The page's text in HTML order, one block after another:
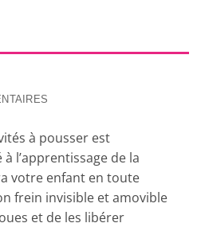
à pousser est
l’apprentissage de la
votre enfant en toute
frein invisible et amovible
et de les libérer